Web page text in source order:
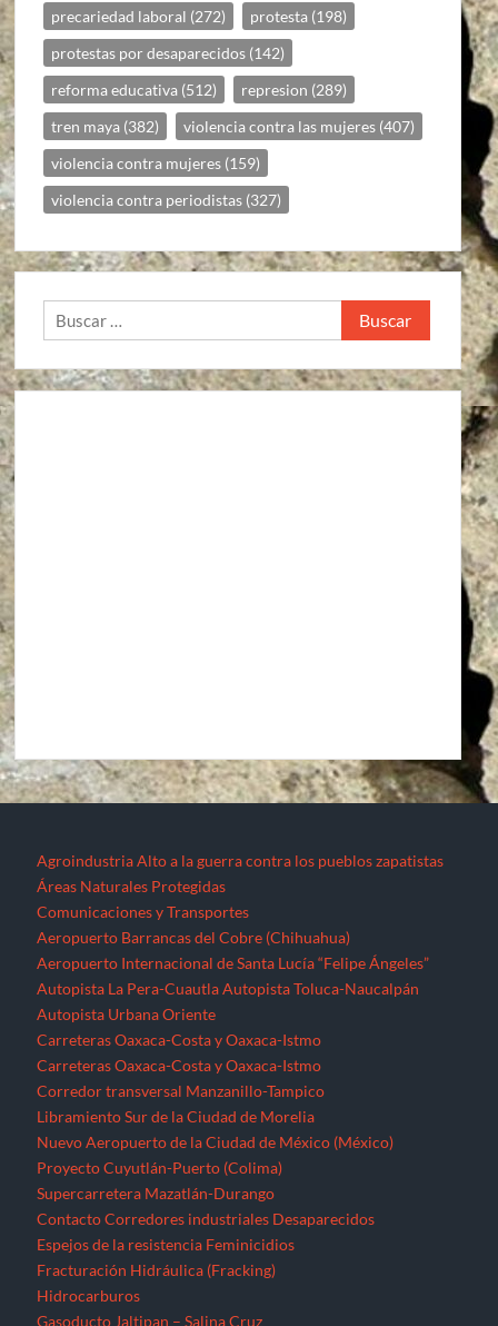
precariedad laboral (272) protesta (198)
protestas por desaparecidos (142)
reforma educativa (512) represion (289)
tren maya (382) violencia contra las mujeres (407)
violencia contra mujeres (159)
violencia contra periodistas (327)
Buscar:
Agroindustria Alto a la guerra contra los pueblos zapatistas
Áreas Naturales Protegidas
Comunicaciones y Transportes
Aeropuerto Barrancas del Cobre (Chihuahua)
Aeropuerto Internacional de Santa Lucía “Felipe Ángeles”
Autopista La Pera-Cuautla Autopista Toluca-Naucalpán
Autopista Urbana Oriente
Carreteras Oaxaca-Costa y Oaxaca-Istmo
Carreteras Oaxaca-Costa y Oaxaca-Istmo
Corredor transversal Manzanillo-Tampico
Libramiento Sur de la Ciudad de Morelia
Nuevo Aeropuerto de la Ciudad de México (México)
Proyecto Cuyutlán-Puerto (Colima)
Supercarretera Mazatlán-Durango
Contacto Corredores industriales Desaparecidos
Espejos de la resistencia Feminicidios
Fracturación Hidráulica (Fracking)
Hidrocarburos
Gasoducto Jaltipan – Salina Cruz